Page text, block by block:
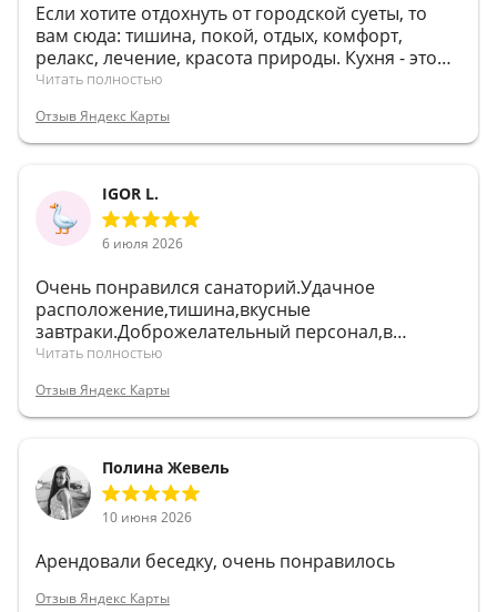
Если хотите отдохнуть от городской суеты, то
вам сюда: тишина, покой, отдых, комфорт,
релакс, лечение, красота природы. Кухня - это
отдельное кулинарное искусство, спасибо
рекомендую жителям Европейской части
России - здесь меньше туристов, а погода
Читать полностью
Отзыв Яндекс Карты
IGOR L.
6 июля 2026
Очень понравился санаторий.Удачное
расположение,тишина,вкусные
завтраки.Доброжелательный персонал,в
бассейне вода теплая ,чистая. Территория не
беседочка,на камнях,на речушке.Понравилось
всё.Очень приятное место,всему коллективу
отдыха.
Читать полностью
Отзыв Яндекс Карты
Полина Жевель
10 июня 2026
Арендовали беседку, очень понравилось
Отзыв Яндекс Карты